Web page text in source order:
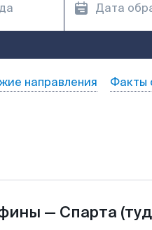
направления Факты
— Спарта